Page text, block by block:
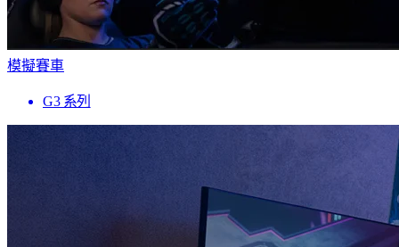
模擬賽車
G3 系列